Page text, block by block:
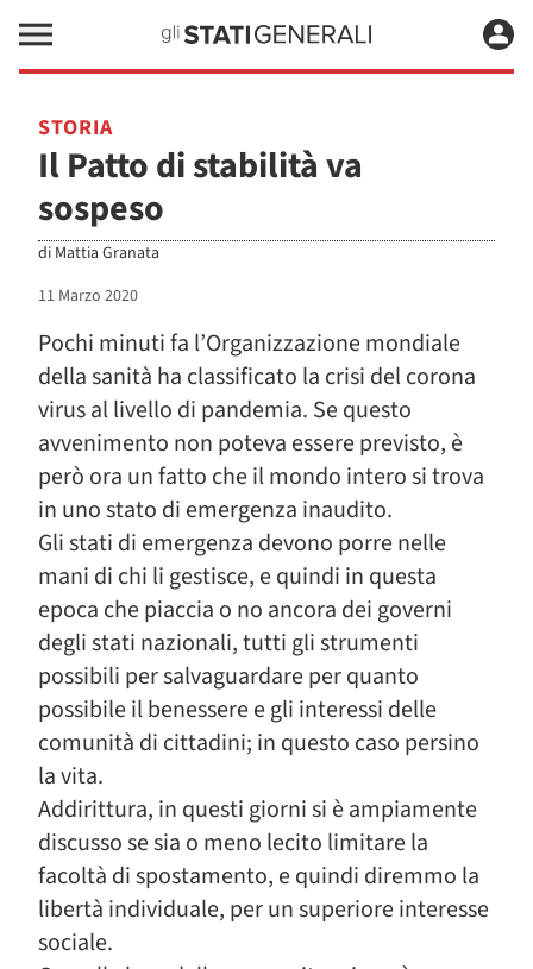
STORIA
Il Patto di stabilità va
sospeso
di Mattia Granata
11 Marzo 2020
Pochi minuti fa l’Organizzazione mondiale
della sanità ha classificato la crisi del corona
virus al livello di pandemia. Se questo
avvenimento non poteva essere previsto, è
però ora un fatto che il mondo intero si trova
in uno stato di emergenza inaudito.
Gli stati di emergenza devono porre nelle
mani di chi li gestisce, e quindi in questa
epoca che piaccia o no ancora dei governi
degli stati nazionali, tutti gli strumenti
possibili per salvaguardare per quanto
possibile il benessere e gli interessi delle
comunità di cittadini; in questo caso persino
la vita.
Addirittura, in questi giorni si è ampiamente
discusso se sia o meno lecito limitare la
facoltà di spostamento, e quindi diremmo la
libertà individuale, per un superiore interesse
sociale.